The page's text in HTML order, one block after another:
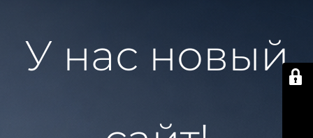
У нас новый